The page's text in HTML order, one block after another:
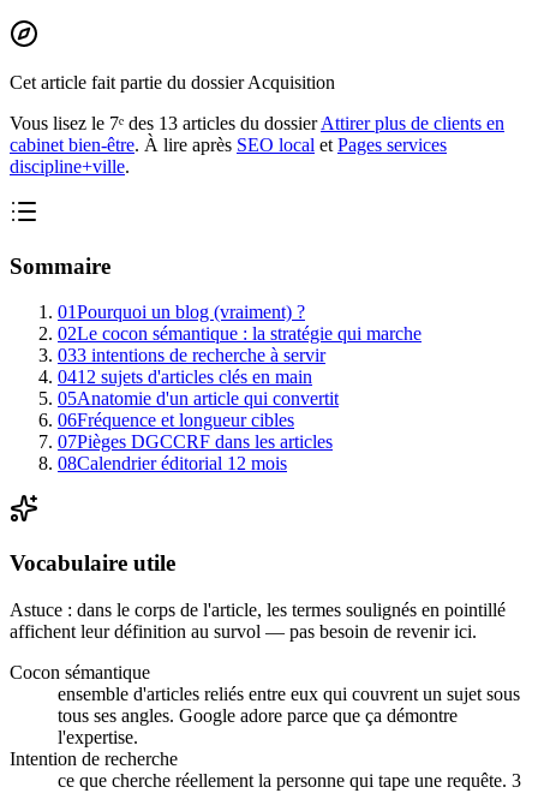
Cet article fait partie du dossier Acquisition
Vous lisez le 7ᵉ des 13 articles du dossier Attirer plus de clients en
cabinet bien-être. À lire après SEO local et Pages services
discipline+ville.
Sommaire
01Pourquoi un blog (vraiment) ?
02Le cocon sémantique : la stratégie qui marche
033 intentions de recherche à servir
0412 sujets d'articles clés en main
05Anatomie d'un article qui convertit
06Fréquence et longueur cibles
07Pièges DGCCRF dans les articles
08Calendrier éditorial 12 mois
Vocabulaire utile
Astuce : dans le corps de l'article, les termes soulignés en pointillé
affichent leur définition au survol — pas besoin de revenir ici.
Cocon sémantique
ensemble d'articles reliés entre eux qui couvrent un sujet sous
tous ses angles. Google adore parce que ça démontre
l'expertise.
Intention de recherche
ce que cherche réellement la personne qui tape une requête. 3